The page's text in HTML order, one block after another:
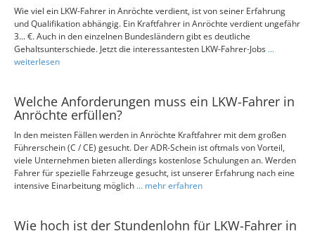
Wie viel ein LKW-Fahrer in Anröchte verdient, ist von seiner Erfahrung
und Qualifikation abhängig. Ein Kraftfahrer in Anröchte verdient ungefähr
3... €. Auch in den einzelnen Bundesländern gibt es deutliche
Gehaltsunterschiede. Jetzt die interessantesten LKW-Fahrer-Jobs ...
weiterlesen
Welche Anforderungen muss ein LKW-Fahrer in
Anröchte erfüllen?
In den meisten Fällen werden in Anröchte Kraftfahrer mit dem großen
Führerschein (C / CE) gesucht. Der ADR-Schein ist oftmals von Vorteil,
viele Unternehmen bieten allerdings kostenlose Schulungen an. Werden
Fahrer für spezielle Fahrzeuge gesucht, ist unserer Erfahrung nach eine
intensive Einarbeitung möglich ... mehr erfahren
Wie hoch ist der Stundenlohn für LKW-Fahrer in